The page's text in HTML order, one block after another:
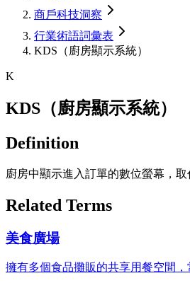
商戶科技洞察
行業術語詞彙表
KDS（廚房顯示系統）
K
KDS（廚房顯示系統）
Definition
廚房中顯示進入訂單的數位螢幕，
Related Terms
美食廣場
擁有多個食品攤販的共享用餐空間，